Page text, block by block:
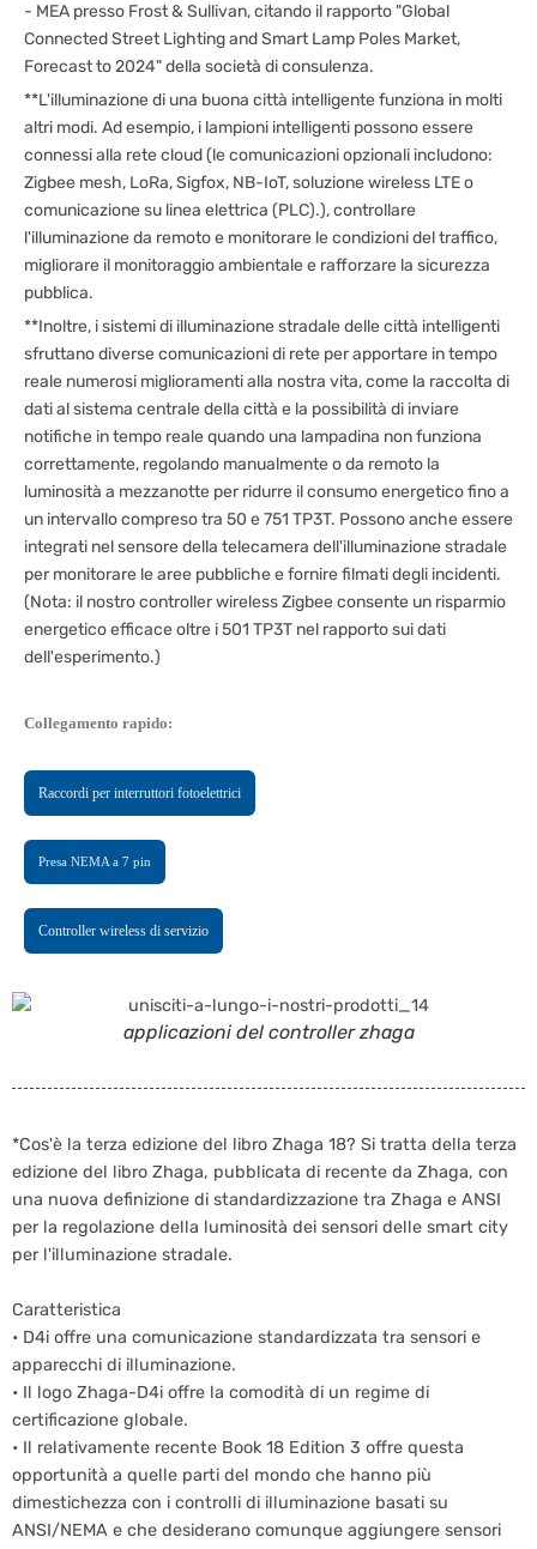
- MEA presso Frost & Sullivan, citando il rapporto "Global
Connected Street Lighting and Smart Lamp Poles Market,
Forecast to 2024" della società di consulenza.
**L'illuminazione di una buona città intelligente funziona in molti
altri modi. Ad esempio, i lampioni intelligenti possono essere
connessi alla rete cloud (le comunicazioni opzionali includono:
Zigbee mesh, LoRa, Sigfox, NB-IoT, soluzione wireless LTE o
comunicazione su linea elettrica (PLC).), controllare
l'illuminazione da remoto e monitorare le condizioni del traffico,
migliorare il monitoraggio ambientale e rafforzare la sicurezza
pubblica.
**Inoltre, i sistemi di illuminazione stradale delle città intelligenti
sfruttano diverse comunicazioni di rete per apportare in tempo
reale numerosi miglioramenti alla nostra vita, come la raccolta di
dati al sistema centrale della città e la possibilità di inviare
notifiche in tempo reale quando una lampadina non funziona
correttamente, regolando manualmente o da remoto la
luminosità a mezzanotte per ridurre il consumo energetico fino a
un intervallo compreso tra 50 e 751 TP3T. Possono anche essere
integrati nel sensore della telecamera dell'illuminazione stradale
per monitorare le aree pubbliche e fornire filmati degli incidenti.
(Nota: il nostro controller wireless Zigbee consente un risparmio
energetico efficace oltre i 501 TP3T nel rapporto sui dati
dell'esperimento.)
Collegamento rapido:
Raccordi per interruttori fotoelettrici
Presa NEMA a 7 pin
Controller wireless di servizio
applicazioni del controller zhaga
*Cos'è la terza edizione del libro Zhaga 18? Si tratta della terza
edizione del libro Zhaga, pubblicata di recente da Zhaga, con
una nuova definizione di standardizzazione tra Zhaga e ANSI
per la regolazione della luminosità dei sensori delle smart city
per l'illuminazione stradale.
Caratteristica
• D4i offre una comunicazione standardizzata tra sensori e
apparecchi di illuminazione.
• Il logo Zhaga-D4i offre la comodità di un regime di
certificazione globale.
• Il relativamente recente Book 18 Edition 3 offre questa
opportunità a quelle parti del mondo che hanno più
dimestichezza con i controlli di illuminazione basati su
ANSI/NEMA e che desiderano comunque aggiungere sensori